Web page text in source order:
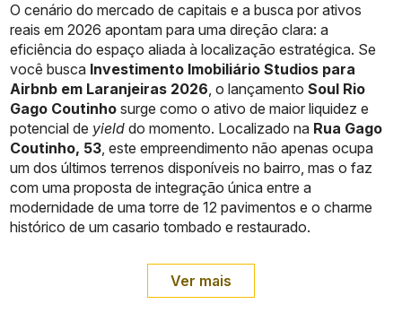
O cenário do mercado de capitais e a busca por ativos
reais em 2026 apontam para uma direção clara: a
eficiência do espaço aliada à localização estratégica. Se
você busca Investimento Imobiliário Studios para
Airbnb em Laranjeiras 2026, o lançamentoSoul Rio
Gago Coutinho surge como o ativo de maior liquidez e
potencial de yield do momento. Localizado na Rua Gago
Coutinho, 53, este empreendimento não apenas ocupa
um dos últimos terrenos disponíveis no bairro, mas o faz
com uma proposta de integração única entre a
modernidade de uma torre de 12 pavimentos e o charme
histórico de um casario tombado e restaurado.
Ver mais